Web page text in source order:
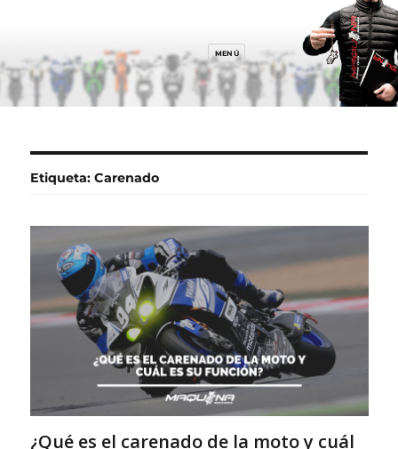
MENÚ
Etiqueta:Carenado
¿Qué es el carenado de la moto y cuál